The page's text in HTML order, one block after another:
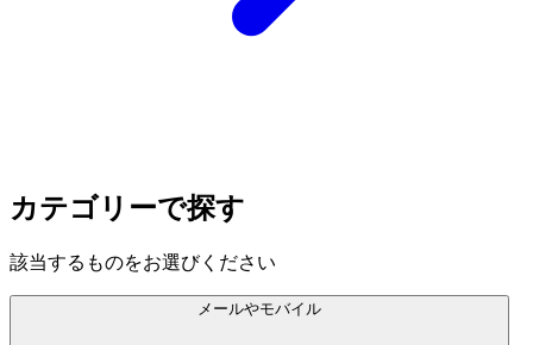
カテゴリーで探す
該当するものをお選びください
メールやモバイル